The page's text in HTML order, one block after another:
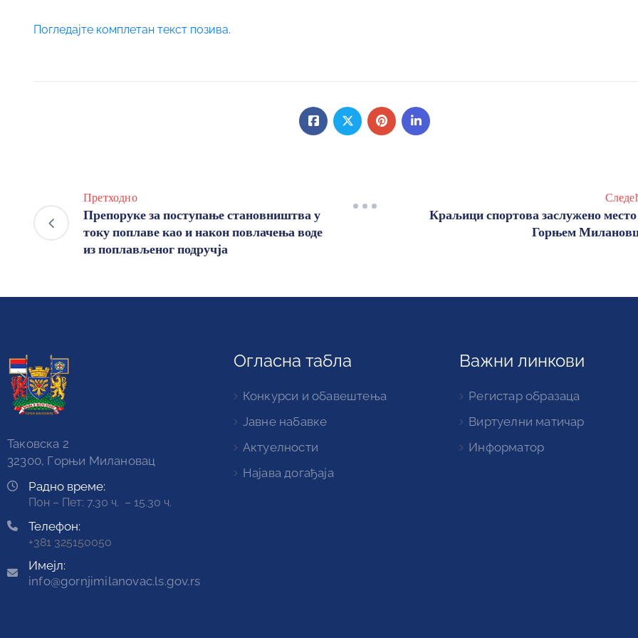
Погледајте комплетан текст позива.
Претходно
Препоруке за поступање становништва у
току поплаве као и након повлачења воде
из поплављеног подручја
Краљици спортова заслужено
Горњем
Таковска 2
32300, Горњи Милановац
Радно време:
Пон – Пет: 7.30 ч. – 15.30 ч.
Телефон:
+381 325150050
Имејл:
info@gornjimilanovac.ls.gov.rs
Огласна табла
Конкурси и обавештења
Јавне набавке
Актуелности
Најава догађаја
Важни линкови
Регистар образаца
Виртуелни матичар
Информатор